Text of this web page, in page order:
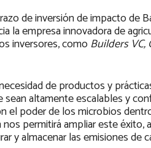
de inversión de impacto de
la empresa innovadora de
inversores, como Builders VC,
de productos y
altamente escalables y
el poder de los microbios
permitirá ampliar este
y almacenar las emisiones de